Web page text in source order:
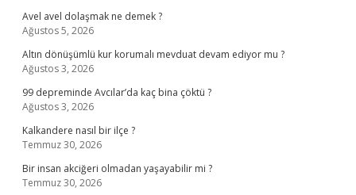
Avel avel dolaşmak ne demek ?
Ağustos 5, 2026
Altın dönüşümlü kur korumalı mevduat devam ediyor mu ?
Ağustos 3, 2026
99 depreminde Avcılar’da kaç bina çöktü ?
Ağustos 3, 2026
Kalkandere nasıl bir ilçe ?
Temmuz 30, 2026
Bir insan akciğeri olmadan yaşayabilir mi ?
Temmuz 30, 2026